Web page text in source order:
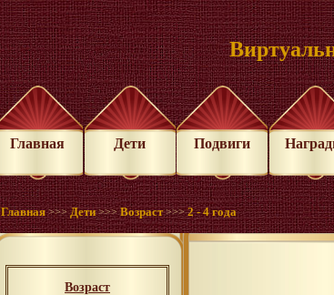
Главная Дети Подвиги
Главная >>>Дети >>>Возраст >>>2 - 4 года
Возраст